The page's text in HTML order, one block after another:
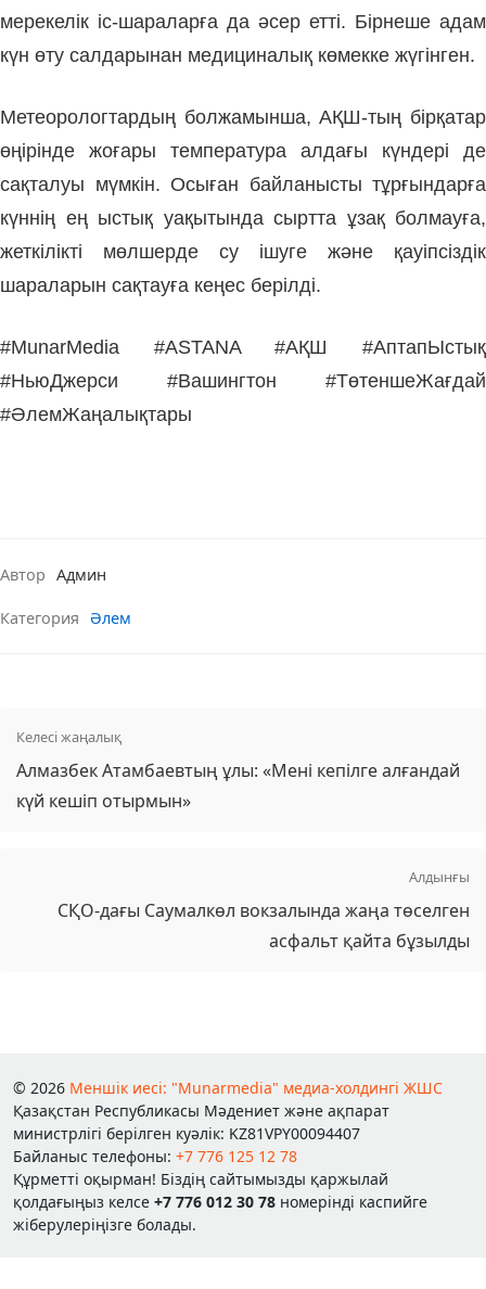
мерекелік іс-шараларға да әсер етті. Бірнеше адам
күн өту салдарынан медициналық көмекке жүгінген.
Метеорологтардың болжамынша, АҚШ-тың бірқатар
өңірінде жоғары температура алдағы күндері де
сақталуы мүмкін. Осыған байланысты тұрғындарға
күннің ең ыстық уақытында сыртта ұзақ болмауға,
жеткілікті мөлшерде су ішуге және қауіпсіздік
шараларын сақтауға кеңес берілді.
#MunarMedia #ASTANA #АҚШ #АптапЫстық
#НьюДжерси #Вашингтон #ТөтеншеЖағдай
#ӘлемЖаңалықтары
Автор Админ
Категория Әлем
Келесі жаңалық
Алмазбек Атамбаевтың ұлы: «Мені кепілге алғандай
күй кешіп отырмын»
Алдынғы
СҚО-дағы Саумалкөл вокзалында жаңа төселген
асфальт қайта бұзылды
© 2026 Меншік иесі: "Munarmedia" медиа-холдингі ЖШС
Қазақстан Республикасы Мәдениет және ақпарат
министрлігі берілген куәлік: KZ81VPY00094407
Байланыс телефоны: +7 776 125 12 78
Құрметті оқырман! Біздің сайтымызды қаржылай
қолдағыңыз келсе +7 776 012 30 78 номерінді каспийге
жіберулеріңізге болады.